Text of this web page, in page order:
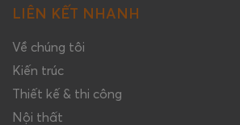
LIÊN KẾT NHANH
Về chúng tôi
Kiến trúc
Thiết kế & thi công
Nội thất